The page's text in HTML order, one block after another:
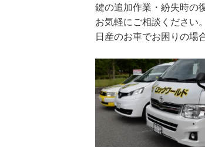
鍵の追加作業・紛失時の
お気軽にご相談ください。
日産のお車でお困りの場